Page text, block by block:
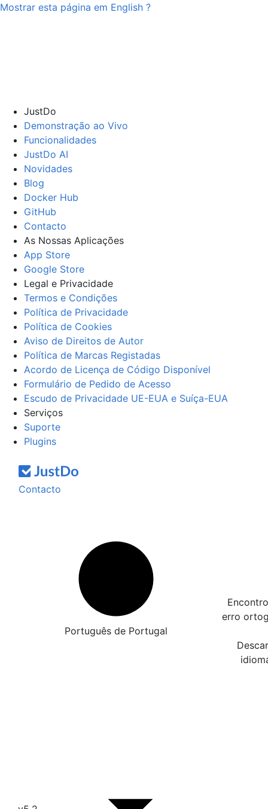
Mostrar esta página em English ?
JustDo
Demonstração ao Vivo
Funcionalidades
JustDo AI
Novidades
Blog
Docker Hub
GitHub
Contacto
As Nossas Aplicações
App Store
Google Store
Legal e Privacidade
Termos e Condições
Política de Privacidade
Política de Cookies
Aviso de Direitos de Autor
Política de Marcas Registadas
Acordo de Licença de Código Disponível
Formulário de Pedido de Acesso
Escudo de Privacidade UE-EUA e Suíça-EUA
Serviços
Suporte
Plugins
Contacto
Português de Portugal
erro